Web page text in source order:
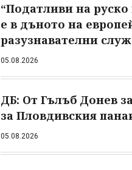
“Податливи на
е в дъното на
разузнавателни
05.08.2026
ДБ: От Гълъб Донев
за Пловдивския
05.08.2026